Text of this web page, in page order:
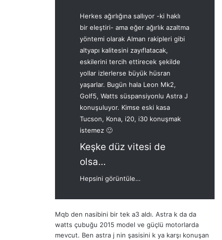
Herkes ağırlığına sallıyor -ki haklı
bir eleştiri- ama eğer ağırlık azaltma
yöntemi olarak Alman rakipleri gibi
altyapı kalitesini zayıflatacak,
eskilerini tercih ettirecek şekilde
yollar izlerlerse büyük hüsran
yaşarlar. Bugün hala Leon Mk2,
Golf5, Watts süspansiyonlu Astra J
konuşuluyor. Kimse eski kasa
Tucson, Kona, i20, i30 konuşmak
istemez 🙂
Keşke düz vitesi de
olsa…
Hepsini görüntüle…
Mqb den nasibini bir tek a3 aldı. Astra k da da
watts çubuğu 2015 model ve güçlü motorlarda
mevcut. Ben astra j nin şasisini k ya karşı konuşan